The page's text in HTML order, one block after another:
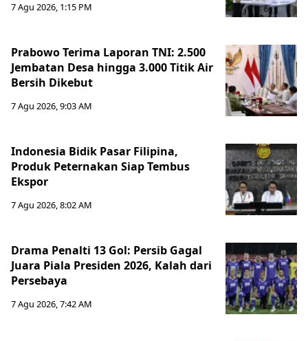
7 Agu 2026, 1:15 PM
Prabowo Terima Laporan TNI: 2.500
Jembatan Desa hingga 3.000 Titik Air
Bersih Dikebut
7 Agu 2026, 9:03 AM
Indonesia Bidik Pasar Filipina,
Produk Peternakan Siap Tembus
Ekspor
7 Agu 2026, 8:02 AM
Drama Penalti 13 Gol: Persib Gagal
Juara Piala Presiden 2026, Kalah dari
Persebaya
7 Agu 2026, 7:42 AM